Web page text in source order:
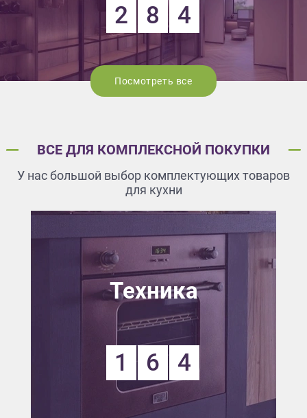
2 8 4
Посмотреть все
ВСЕ ДЛЯ КОМПЛЕКСНОЙ ПОКУПКИ
У нас большой выбор комплектующих товаров
для кухни
Техника
1 6 4